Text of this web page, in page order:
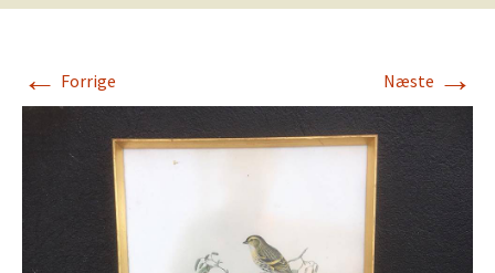
← Forrige Næste →